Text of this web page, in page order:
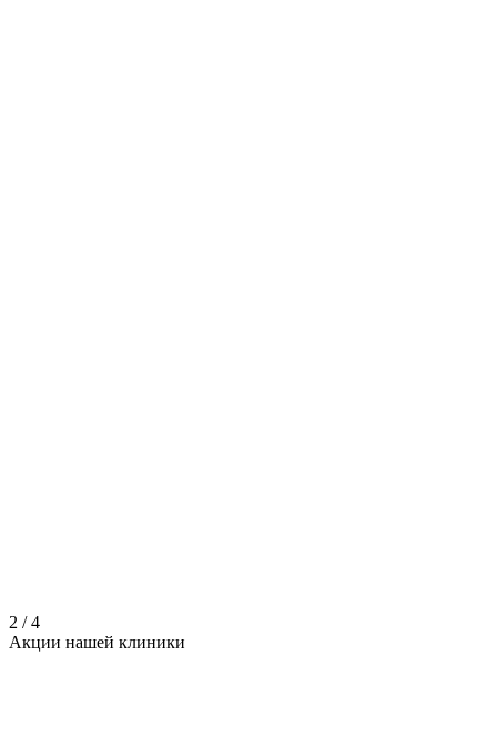
2 /4
Акции нашей клиники